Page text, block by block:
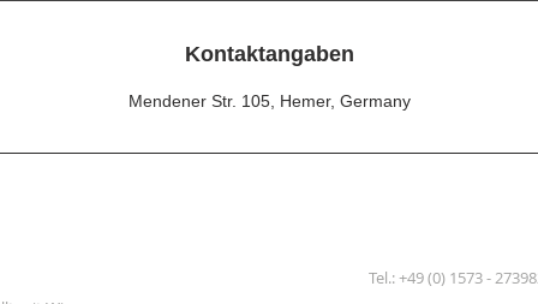
Kontaktangaben
Mendener Str. 105, Hemer, Germany
Tel.: +49 (0) 1573 -